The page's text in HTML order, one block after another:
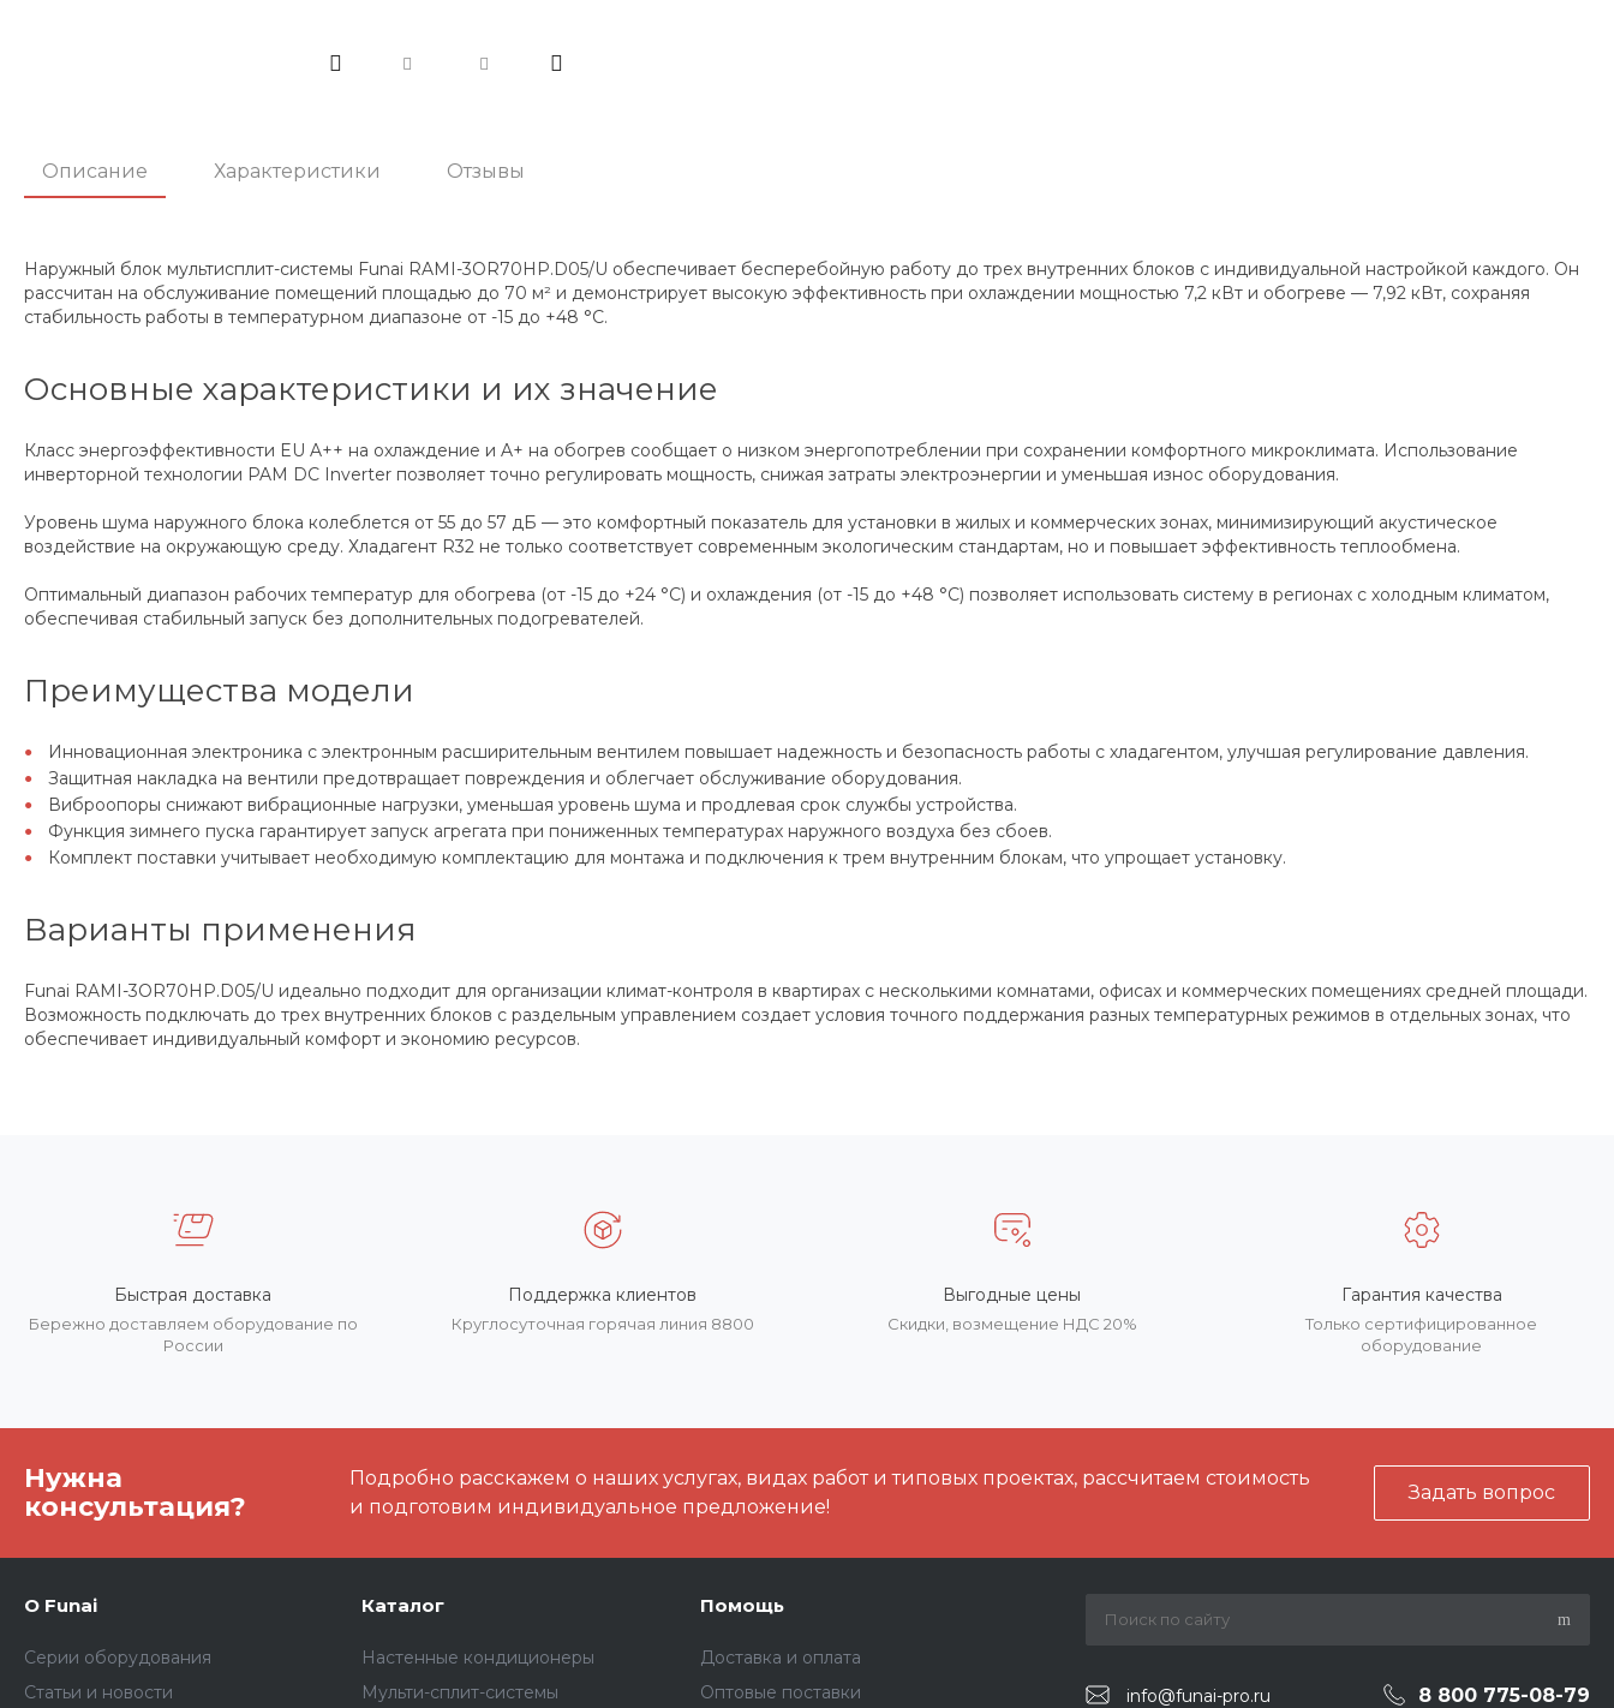
Описание Характеристики Отзывы
Наружный блок мультисплит-системы Funai RAMI-3OR70HP.D05/U обеспечивает бесперебойную работу до трех внутренних блоков с индивидуальной настройкой каждого. Он
рассчитан на обслуживание помещений площадью до 70 м² и демонстрирует высокую эффективность при охлаждении мощностью 7,2 кВт и обогреве — 7,92 кВт, сохраняя
стабильность работы в температурном диапазоне от -15 до +48 °C.
Основные характеристики и их значение
Класс энергоэффективности EU A++ на охлаждение и A+ на обогрев сообщает о низком энергопотреблении при сохранении комфортного микроклимата. Использование
инверторной технологии PAM DC Inverter позволяет точно регулировать мощность, снижая затраты электроэнергии и уменьшая износ оборудования.
Уровень шума наружного блока колеблется от 55 до 57 дБ — это комфортный показатель для установки в жилых и коммерческих зонах, минимизирующий акустическое
воздействие на окружающую среду. Хладагент R32 не только соответствует современным экологическим стандартам, но и повышает эффективность теплообмена.
Оптимальный диапазон рабочих температур для обогрева (от -15 до +24 °C) и охлаждения (от -15 до +48 °C) позволяет использовать систему в регионах с холодным климатом,
обеспечивая стабильный запуск без дополнительных подогревателей.
Преимущества модели
Инновационная электроника с электронным расширительным вентилем повышает надежность и безопасность работы с хладагентом, улучшая регулирование давления.
Защитная накладка на вентили предотвращает повреждения и облегчает обслуживание оборудования.
Виброопоры снижают вибрационные нагрузки, уменьшая уровень шума и продлевая срок службы устройства.
Функция зимнего пуска гарантирует запуск агрегата при пониженных температурах наружного воздуха без сбоев.
Комплект поставки учитывает необходимую комплектацию для монтажа и подключения к трем внутренним блокам, что упрощает установку.
Варианты применения
Funai RAMI-3OR70HP.D05/U идеально подходит для организации климат-контроля в квартирах с несколькими комнатами, офисах и коммерческих помещениях средней площади.
Возможность подключать до трех внутренних блоков с раздельным управлением создает условия точного поддержания разных температурных режимов в отдельных зонах, что
обеспечивает индивидуальный комфорт и экономию ресурсов.
Быстрая доставка
Бережно доставляем оборудование по
России
Поддержка клиентов
Круглосуточная горячая линия 8800
Выгодные цены
Скидки, возмещение НДС 20%
Гарантия качества
Только сертифицированное
оборудование
Нужна
консультация?
Подробно расскажем о наших услугах, видах работ и типовых проектах, рассчитаем стоимость
и подготовим индивидуальное предложение!
Задать вопрос
О Funai
Серии оборудования
Статьи и новости
Каталог
Настенные кондиционеры
Мульти-сплит-системы
Помощь
Доставка и оплата
Оптовые поставки
info@funai-pro.ru 8 800 775-08-79